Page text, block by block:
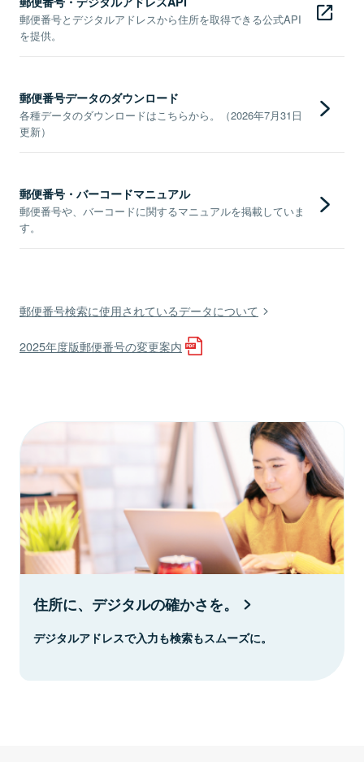
郵便番号とデジタルアドレスから住所を取得できる公式API
を提供。
郵便番号データのダウンロード
各種データのダウンロードはこちらから。（2026年7月31日
更新）
郵便番号・バーコードマニュアル
郵便番号や、バーコードに関するマニュアルを掲載していま
す。
郵便番号検索に使用されているデータについて
2025年度版郵便番号の変更案内
住所に、デジタルの確かさを。
デジタルアドレスで入力も検索もスムーズに。